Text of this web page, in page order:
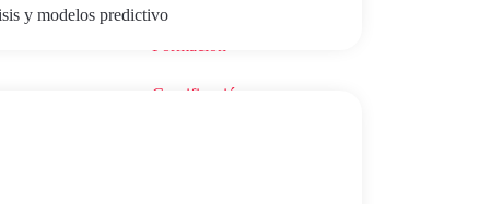
y modelos predictivo
Gamificación